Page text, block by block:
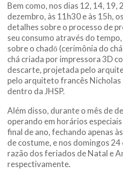
Bem como, nos dias 12, 14, 19,
dezembro, às 11h30 e às 15h,
detalhes sobre o processo de
seu consumo através do
sobre o chadō (cerimônia do
chá criada por impressora 3D
descarte, projetada pelo
pelo arquiteto francês
dentro da JHSP.
Além disso, durante o mês de
operando em horários
final de ano, fechando apenas
de costume, e nos domingos
razão dos feriados de Natal e
respectivamente.